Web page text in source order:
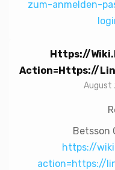
zum-anmelden-
Https://
Action=https://
August
Betsson
https://
action=https://